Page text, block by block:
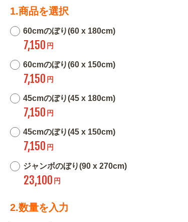
1.商品を選択
60cmのぼり(60 x 180cm)
7,150 円
60cmのぼり(60 x 150cm)
7,150 円
45cmのぼり(45 x 180cm)
7,150 円
45cmのぼり(45 x 150cm)
7,150 円
ジャンボのぼり(90 x 270cm)
23,100 円
2.数量を入力